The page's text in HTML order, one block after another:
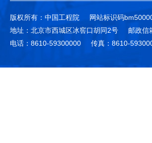
版权所有：中国工程院 网站标识码
地址：北京市西城区冰窖口胡同2号
邮政信
电话：8610-59300000
传真：8610-